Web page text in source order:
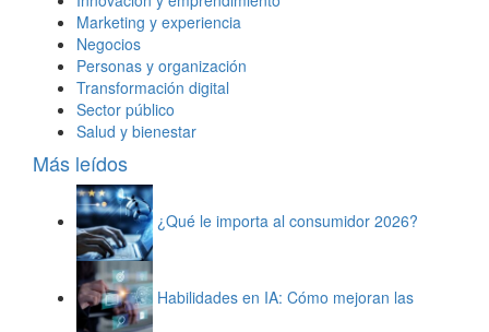
Marketing y experiencia
Negocios
Personas y organización
Transformación digital
Sector público
Salud y bienestar
Más leídos
¿Qué le importa al consumidor 2026?
Habilidades en IA: Cómo mejoran las